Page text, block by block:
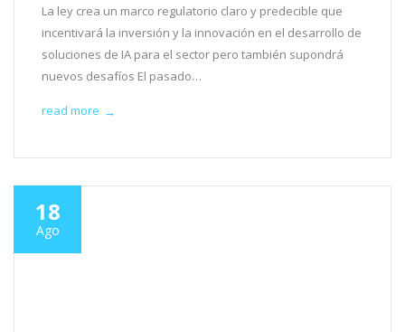
La ley crea un marco regulatorio claro y predecible que
incentivará la inversión y la innovación en el desarrollo de
soluciones de IA para el sector pero también supondrá
nuevos desafíos El pasado…
read more →
18
Ago